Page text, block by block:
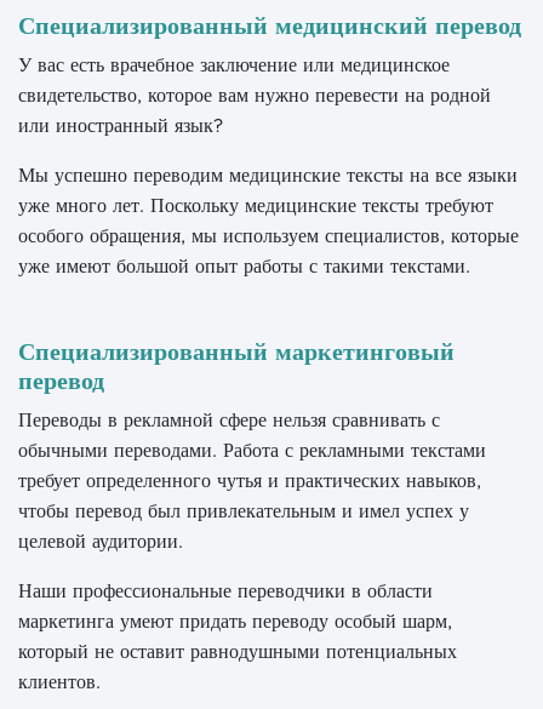
Специализированный медицинский перевод
У вас есть врачебное заключение или медицинское
свидетельство, которое вам нужно перевести на родной
или иностранный язык?
Мы успешно переводим медицинские тексты на все языки
уже много лет. Поскольку медицинские тексты требуют
особого обращения, мы используем специалистов, которые
уже имеют большой опыт работы с такими текстами.
Специализированный маркетинговый
перевод
Переводы в рекламной сфере нельзя сравнивать с
обычными переводами. Работа с рекламными текстами
требует определенного чутья и практических навыков,
чтобы перевод был привлекательным и имел успех у
целевой аудитории.
Наши профессиональные переводчики в области
маркетинга умеют придать переводу особый шарм,
который не оставит равнодушными потенциальных
клиентов.